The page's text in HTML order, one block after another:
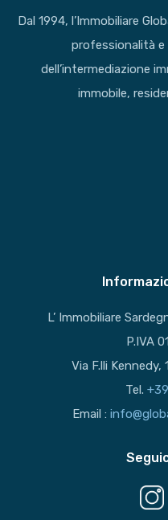
Dal 1994, l’Immobiliare
professionalità
dell’intermediazione
immobile,
L’ Immobiliare
P.IVA
Via F.lli Kennedy,
Tel.
Email :